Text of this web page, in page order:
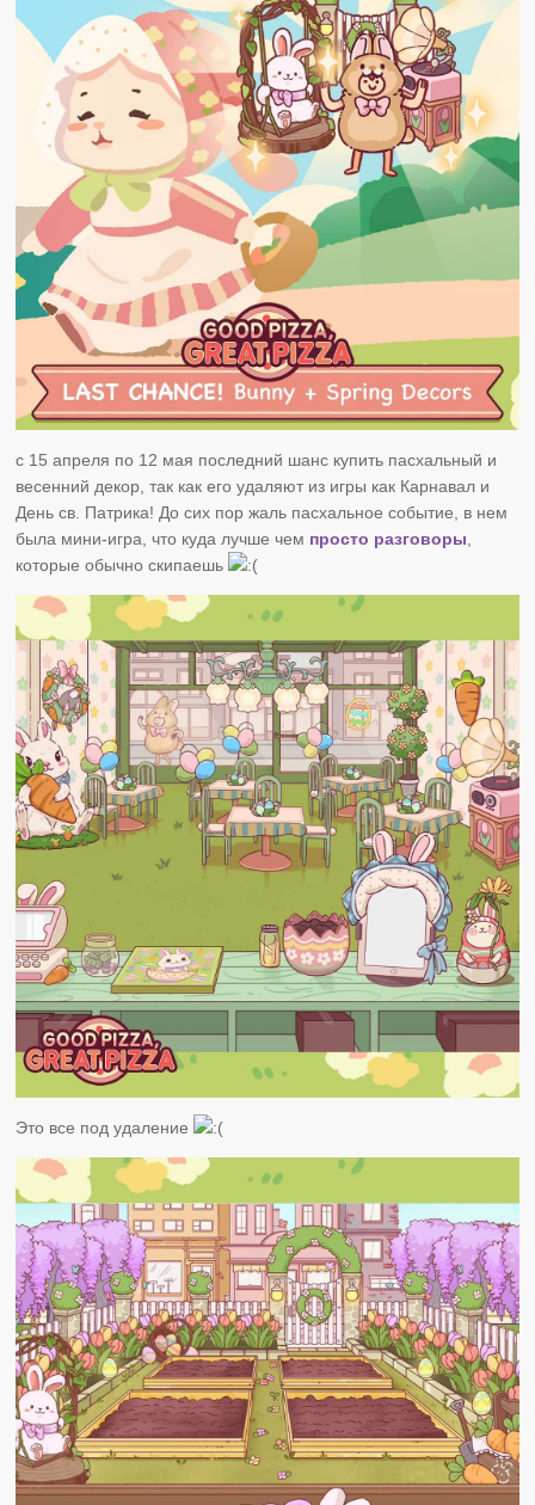
с 15 апреля по 12 мая последний шанс купить пасхальный и
весенний декор, так как его удаляют из игры как Карнавал и
День св. Патрика! До сих пор жаль пасхальное событие, в нем
была мини-игра, что куда лучше чем просто разговоры,
которые обычно скипаешь
Это все под удаление